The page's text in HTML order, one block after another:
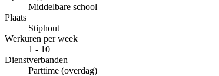
Middelbare school
Plaats
Stiphout
Werkuren per week
1 - 10
Dienstverbanden
Parttime (overdag)